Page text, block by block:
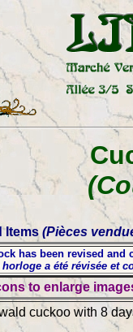
Items(Pièces
has been revised and
horloge a été révisée et
to enlarge
cuckoo with 8